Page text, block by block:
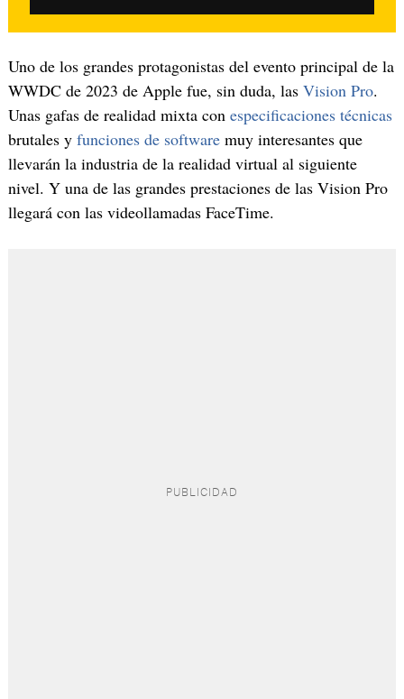
Uno de los grandes protagonistas del evento principal de la
WWDC de 2023 de Apple fue, sin duda, las Vision Pro.
Unas gafas de realidad mixta con especificaciones técnicas
brutales y funciones de softwaremuy interesantes que
llevarán la industria de la realidad virtual al siguiente
nivel. Y una de las grandes prestaciones de las Vision Pro
llegará con las videollamadas FaceTime.